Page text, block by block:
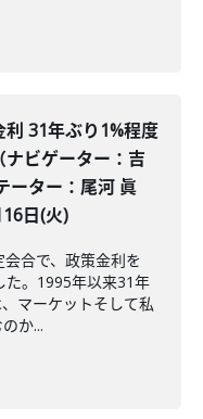
利 31年ぶり1%程度
ビゲーター：吉
ーター：尾河 眞
日(火)
合で、政策金利を
た。1995年以来31年
マーケットそして私
か...